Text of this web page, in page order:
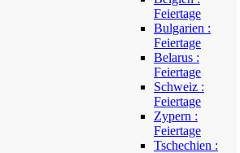
Feiertage
Bulgarien :
Feiertage
Belarus :
Feiertage
Schweiz :
Feiertage
Zypern :
Feiertage
Tschechien :